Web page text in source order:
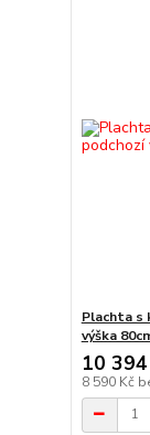
Plachta s
výška
10 394
8 590 Kč